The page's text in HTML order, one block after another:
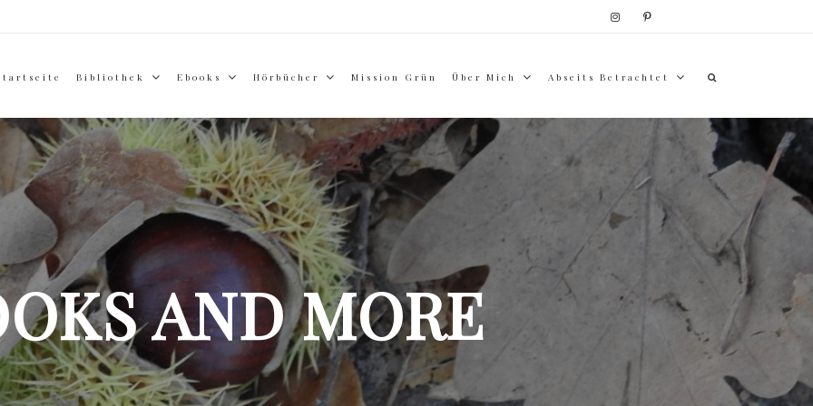
Bibliothek Ebooks Hörbücher Mission Grün Über Mich Abseits Betrachtet
AND MORE